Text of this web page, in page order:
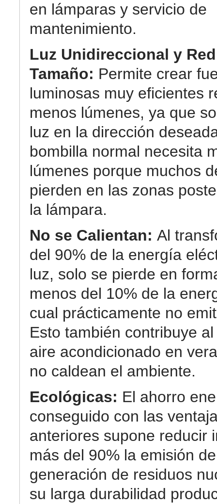
en lámparas y servicio de
mantenimiento.
Luz Unidireccional y
Tamaño: Permite crear
luminosas muy eficientes
menos lúmenes, ya que
luz en la dirección
bombilla normal necesita
lúmenes porque muchos
pierden en las zonas
la lámpara.
No se Calientan: Al
del 90% de la energía
luz, solo se pierde en
menos del 10% de la
cual prácticamente no
Esto también contribuye
aire acondicionado en
no caldean el ambiente.
Ecológicas: El ahorro
conseguido con las
anteriores supone reducir
más del 90% la emisión
generación de residuos
su larga durabilidad